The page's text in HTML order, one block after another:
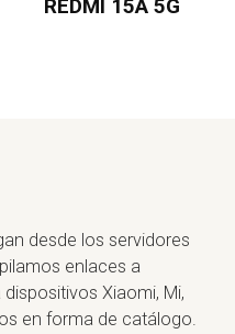
REDMI 15A 5G
desde los servidores
enlaces a
Xiaomi, Mi,
en forma de catálogo.